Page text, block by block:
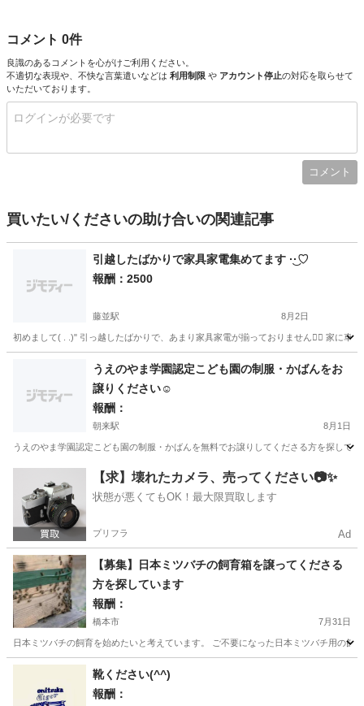
コメント 0件
良識のあるコメントを心がけご利用ください。
不適切な表現や、不快な言葉遣いなどは 利用制限 や アカウント停止の対応を取らせて
いただいております。
コメント
買いたい/くださいの助け合いの関連記事
引越したばかりで家具家電集めてます‪ ·͜·♡
報酬：2500
藤並駅 8月2日
初めまして( . .)" 引っ越したばかりで、あまり家具家電が揃っておりません🙇‍♀️ 家に車
藤並駅 買いたい/ください
うえのやま学園認定こども園の制服・かばんをお
譲りください☺️
報酬：
朝来駅 8月1日
うえのやま学園認定こども園の制服・かばんを無料でお譲りしてくださる方を探して
西牟婁郡 朝来駅 買いたい/ください 幼稚園
【求】壊れたカメラ、売ってください📷✨
状態が悪くてもOK！最大限買取します
プリフラ Ad
【募集】日本ミツバチの飼育箱を譲ってくださる
方を探しています
報酬：
橋本市 7月31日
日本ミツバチの飼育を始めたいと考えています。 ご不要になった日本ミツバチ用の
和歌山 橋本市 買いたい/ください
靴ください(^^)
報酬：